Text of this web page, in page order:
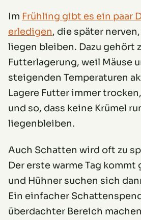
Im Frühling gibt es ein paar
erledigen, die später
liegen bleiben. Dazu gehört
Futterlagerung, weil Mäuse
steigenden Temperaturen
Lagere Futter immer
und so, dass keine Krümel
liegenbleiben.
Auch Schatten wird oft zu
Der erste warme Tag
und Hühner suchen sich
Ein einfacher
überdachter Bereich